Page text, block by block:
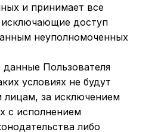
и принимает все
доступ
неуполномоченных
Пользователя
условиях не будут
лицам, за исключением
с исполнением
либо